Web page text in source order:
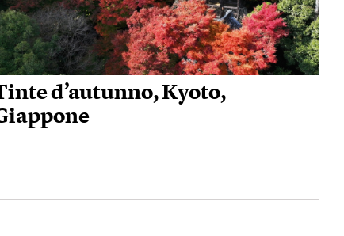
d’autunno, Kyoto,